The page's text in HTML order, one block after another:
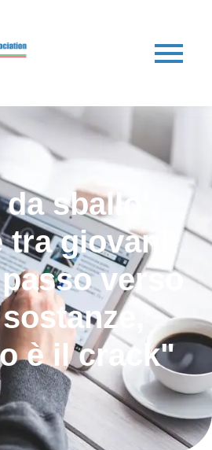
sballo',
tra giovani:
verso
è il crack"